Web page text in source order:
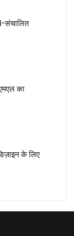
संचालित
का
के लिए